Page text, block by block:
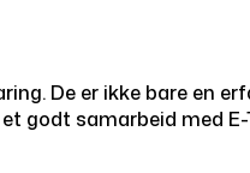
De er ikke bare en
samarbeid med E-